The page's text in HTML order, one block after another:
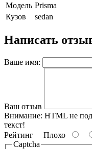
Модель Prisma
Кузов
sedan
Написать
Ваше имя:
Ваш отзыв
Внимание: HTML не
текст!
Рейтинг Плохо
Captcha